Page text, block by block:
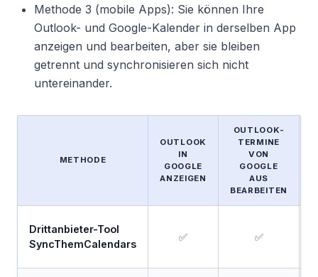
Methode 3 (mobile Apps): Sie können Ihre
Outlook- und Google-Kalender in derselben App
anzeigen und bearbeiten, aber sie bleiben
getrennt und synchronisieren sich nicht
untereinander.
METHODE
OUTLOOK
IN
GOOGLE
ANZEIGEN
OUTLOOK-
TERMINE
VON
GOOGLE
AUS
BEARBEITEN
Drittanbieter-Tool
SyncThemCalendars
✅ ✅